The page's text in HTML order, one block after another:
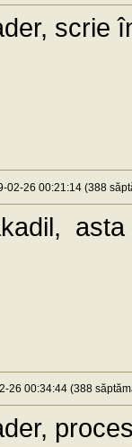
scrie
02-26 00:21:14 (388
asta
26 00:34:44 (388